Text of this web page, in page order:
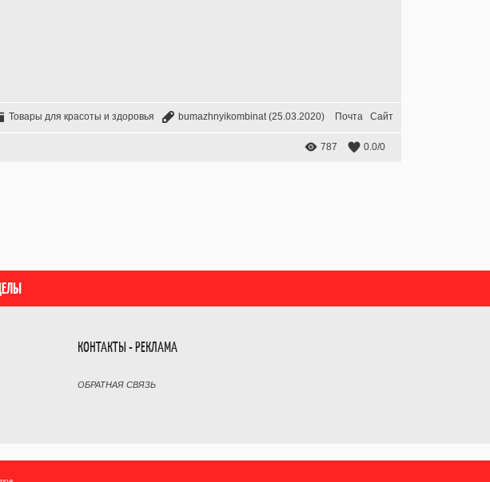
Товары для красоты и здоровья bumazhnyikombinat(25.03.2020) Почта Сайт
787 0.0/0
КОНТАКТЫ - РЕКЛАМА
ОБРАТНАЯ СВЯЗЬ